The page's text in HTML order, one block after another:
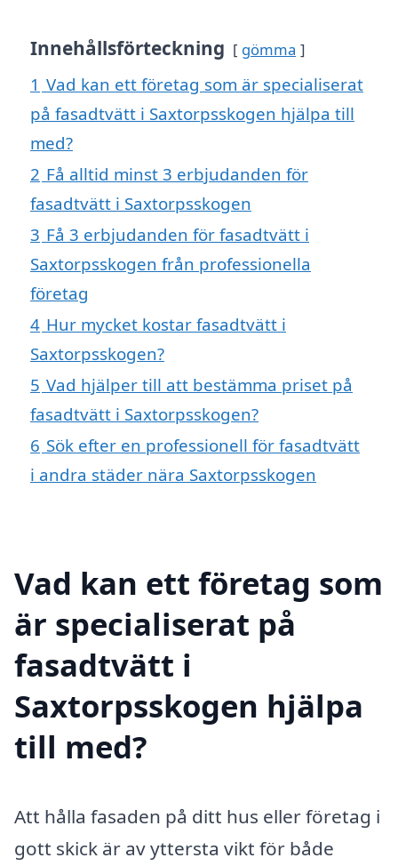
Innehållsförteckning gömma
1 Vad kan ett företag som är specialiserat
på fasadtvätt i Saxtorpsskogen hjälpa till
med?
2 Få alltid minst 3 erbjudanden för
fasadtvätt i Saxtorpsskogen
3 Få 3 erbjudanden för fasadtvätt i
Saxtorpsskogen från professionella
företag
4 Hur mycket kostar fasadtvätt i
Saxtorpsskogen?
5 Vad hjälper till att bestämma priset på
fasadtvätt i Saxtorpsskogen?
6 Sök efter en professionell för fasadtvätt
i andra städer nära Saxtorpsskogen
Vad kan ett företag som
är specialiserat på
fasadtvätt i
Saxtorpsskogen hjälpa
till med?
Att hålla fasaden på ditt hus eller företag i
gott skick är av yttersta vikt för både